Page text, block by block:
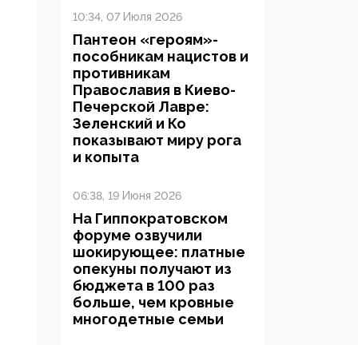
10:34, 07 Июля 2026
Пантеон «героям»-
пособникам нацистов и
противникам
Православия в Киево-
Печерской Лавре:
Зеленский и Ко
показывают миру рога
и копыта
06:38, 19 Июня 2026
На Гиппократовском
форуме озвучили
шокирующее: платные
опекуны получают из
бюджета в 100 раз
больше, чем кровные
многодетные семьи